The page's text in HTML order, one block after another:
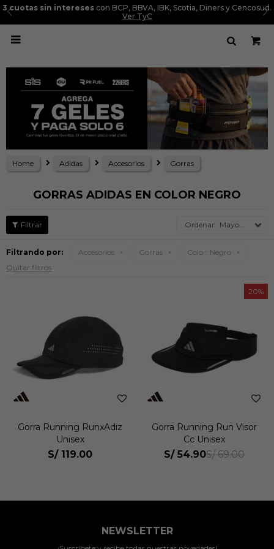
3 cuotas sin intereses con BCP, BBVA, IBK, Scotia, Diners y Cencosud.
Ver TyC

Home Adidas Accesorios Gorras
GORRAS ADIDAS EN COLOR NEGRO
Mayor precio
Filtrando por: Accesorios Gorras Color: Negro
Quitar filtros
Gorra Running RunxAdiz
Unisex
S/ 119.00
20
Gorra Running Run Visor
Cc Unisex
S/ 54.90S/ 69.00
NEWSLETTER